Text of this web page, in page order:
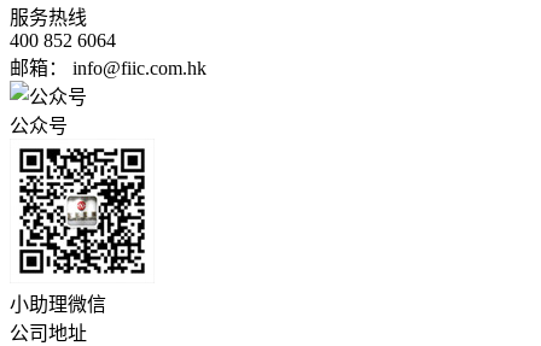
服务热线
400 852 6064
邮箱： info@fiic.com.hk
公众号
小助理微信
公司地址